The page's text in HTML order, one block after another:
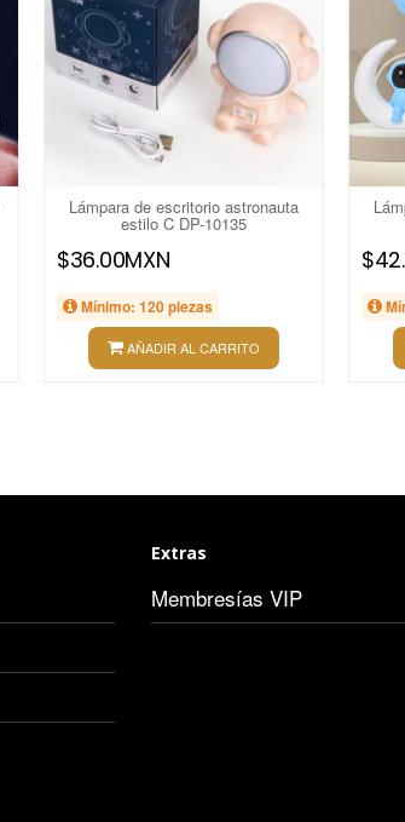
Lámpara de escritorio astronauta
estilo C DP-10135
$36.00MXN
Mínimo: 120 piezas
AÑADIR AL CARRITO
Extras
Membresías VIP